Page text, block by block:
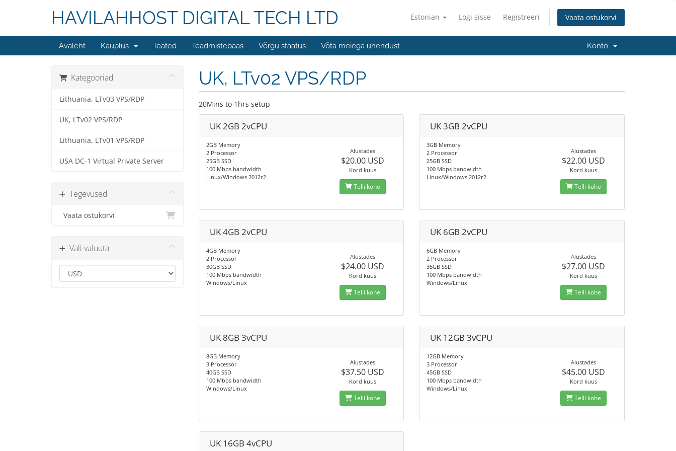
Estonian Logi sisse Registreeri Vaata ostukorvi
HAVILAHHOST DIGITAL TECH LTD
Avaleht Kauplus Teated Teadmistebaas Võrgu staatus Võta meiega ühendust Konto
Kategooriad
Lithuania, LTv03 VPS/RDP
UK, LTv02 VPS/RDP
Lithuania, LTv01 VPS/RDP
USA DC-1 Virtual Private Server
Tegevused
Vaata ostukorvi
Vali valuuta
UK, LTv02 VPS/RDP
20Mins to 1hrs setup
UK 2GB 2vCPU
2GB Memory
2 Processor
25GB SSD
100 Mbps bandwidth
Linux/Windows 2012r2
Alustades
$20.00 USD
Kord kuus
Telli kohe
UK 3GB 2vCPU
3GB Memory
2 Processor
25GB SSD
100 Mbps bandwidth
Linux/Windows 2012r2
Alustades
$22.00 USD
Kord kuus
Telli kohe
UK 4GB 2vCPU
4GB Memory
2 Processor
30GB SSD
100 Mbps bandwidth
Windows/Linux
Alustades
$24.00 USD
Kord kuus
Telli kohe
UK 6GB 2vCPU
6GB Memory
2 Processor
35GB SSD
100 Mbps bandwidth
Windows/Linux
Alustades
$27.00 USD
Kord kuus
Telli kohe
UK 8GB 3vCPU
8GB Memory
3 Processor
40GB SSD
100 Mbps bandwidth
Windows/Linux
Alustades
$37.50 USD
Kord kuus
Telli kohe
UK 12GB 3vCPU
12GB Memory
3 Processor
45GB SSD
100 Mbps bandwidth
Windows/Linux
Alustades
$45.00 USD
Kord kuus
Telli kohe
UK 16GB 4vCPU